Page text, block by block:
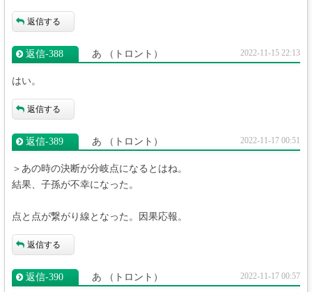
返信する
返信‐388 あ （トロント） 2022-11-15 22:13
はい。
返信する
返信‐389 あ （トロント） 2022-11-17 00:51
＞あの時の決断が分岐点になるとはね。
結果、子孫が不幸になった。
点と点が繋がり線となった。因果応報。
返信する
返信‐390 あ （トロント） 2022-11-17 00:57